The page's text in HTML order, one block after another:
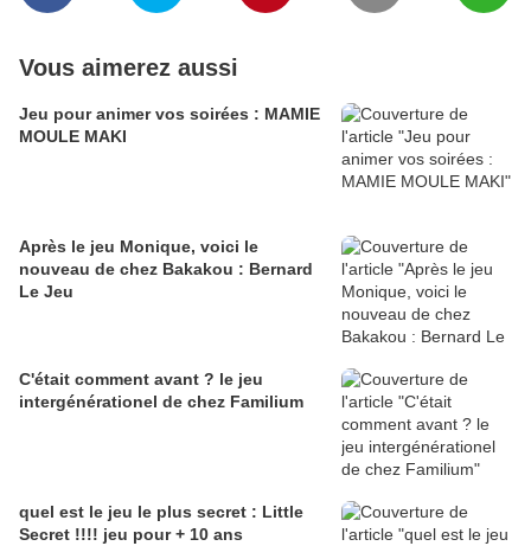
Vous aimerez aussi
Jeu pour animer vos soirées : MAMIE
MOULE MAKI
Après le jeu Monique, voici le
nouveau de chez Bakakou : Bernard
Le Jeu
C'était comment avant ? le jeu
intergénérationel de chez Familium
quel est le jeu le plus secret : Little
Secret !!!! jeu pour + 10 ans